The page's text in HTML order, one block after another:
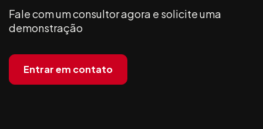
Fale com um consultor agora e solicite uma
demonstração
Entrar em contato